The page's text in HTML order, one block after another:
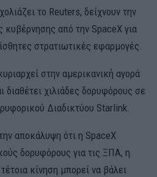
το Reuters, δείχνουν την
κυβέρνησης από την SpaceX για
στρατιωτικές εφαρμογές.
στην αμερικανική αγορά
χιλιάδες δορυφόρους σε
Διαδικτύου Starlink.
αποκάλυψη ότι η SpaceX
δορυφόρους για τις ΞΠΑ, η
κίνηση μπορεί να βάλει